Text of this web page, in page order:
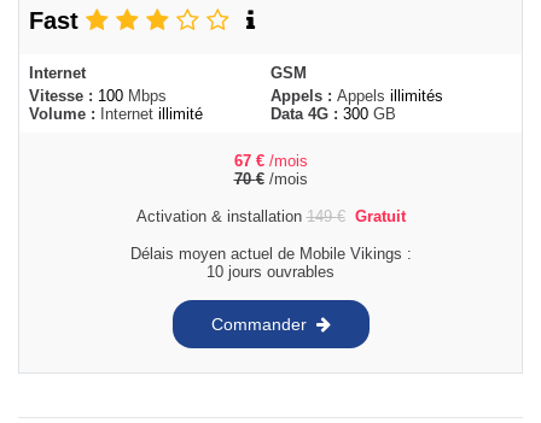
Fast
Internet
Vitesse : 100 Mbps
Volume :
Internet illimité
GSM
Appels : Appels illimités
Data 4G : 300 GB
67 € /mois
70€/mois
Activation & installation149€ Gratuit
Délais moyen actuel de Mobile Vikings :
10 jours ouvrables
Commander